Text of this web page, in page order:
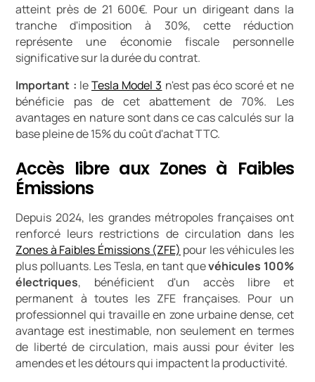
atteint près de 21 600€. Pour un dirigeant dans la
tranche d'imposition à 30%, cette réduction
représente une économie fiscale personnelle
significative sur la durée du contrat.
Important : leTesla Model 3 n'est pas éco scoré et ne
bénéficie pas de cet abattement de 70%. Les
avantages en nature sont dans ce cas calculés sur la
base pleine de 15% du coût d'achat TTC.
Accès libre aux Zones à Faibles
Émissions
Depuis 2024, les grandes métropoles françaises ont
renforcé leurs restrictions de circulation dans les
Zones à Faibles Émissions (ZFE) pour les véhicules les
plus polluants. Les Tesla, en tant quevéhicules 100%
électriques, bénéficient d'un accès libre et
permanent à toutes les ZFE françaises. Pour un
professionnel qui travaille en zone urbaine dense, cet
avantage est inestimable, non seulement en termes
de liberté de circulation, mais aussi pour éviter les
amendes et les détours qui impactent la productivité.